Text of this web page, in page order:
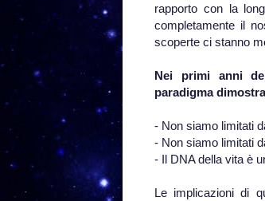
rapporto con la
completamente il
scoperte ci stanno
Nei primi anni
paradigma
- Non siamo limitati
- Non siamo limitati
- Il DNA della vita è
Le implicazioni di